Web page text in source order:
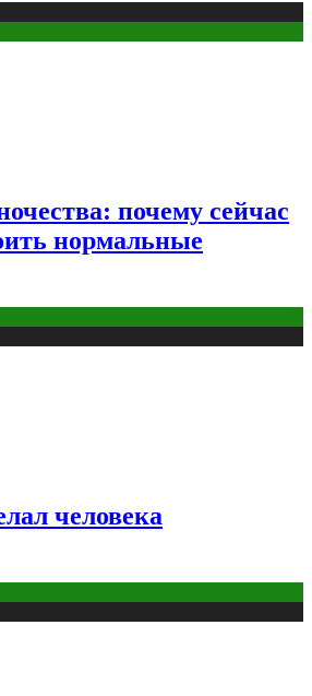
почему сейчас
нормальные
человека